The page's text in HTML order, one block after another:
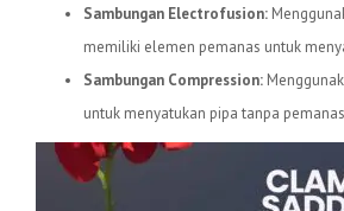
Sambungan Electrofusion:
memiliki elemen pemanas untuk
Sambungan Compression:
untuk menyatukan pipa tanpa